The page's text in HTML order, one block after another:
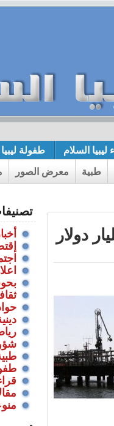
ليبيا السلام طفولة
طبية معرض الصور
الليبي وتُقدرّ بقيمة 14 مليار دولار